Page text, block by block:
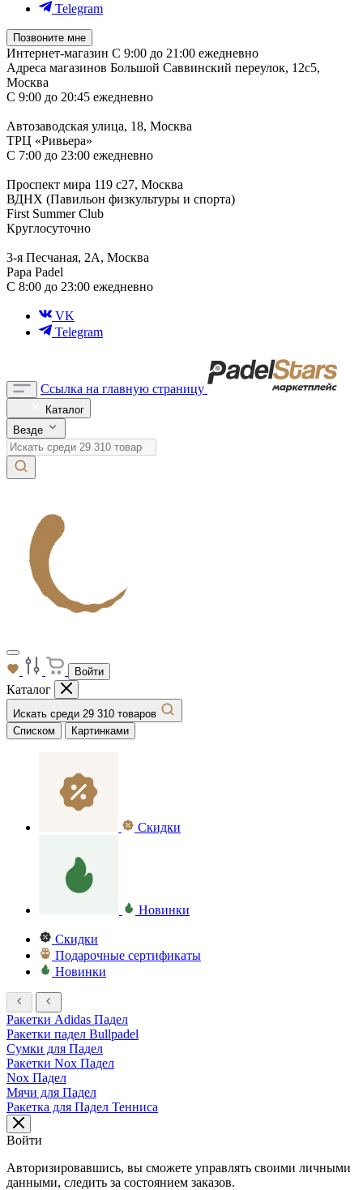
Telegram
Позвоните мне
Интернет-магазин С 9:00 до 21:00 ежедневно
Адреса магазинов Большой Саввинский переулок, 12с5,
Москва
С 9:00 до 20:45 ежедневно
Автозаводская улица, 18, Москва
ТРЦ «Ривьера»
С 7:00 до 23:00 ежедневно
Проспект мира 119 с27, Москва
ВДНХ (Павильон физкультуры и спорта)
First Summer Club
Круглосуточно
3-я Песчаная, 2А, Москва
Papa Padel
С 8:00 до 23:00 ежедневно
VK
Telegram
Ссылка на главную страницу
Каталог
Везде
Войти
Каталог
Искать среди 29 310 товаров
Списком
Картинками
Скидки
Новинки
Скидки
Подарочные сертификаты
Новинки
Ракетки Adidas Падел
Ракетки падел Bullpadel
Сумки для Падел
Ракетки Nox Падел
Nox Падел
Мячи для Падел
Ракетка для Падел Тенниса
Войти
Авторизировавшись, вы сможете управлять своими личными
данными, следить за состоянием заказов.